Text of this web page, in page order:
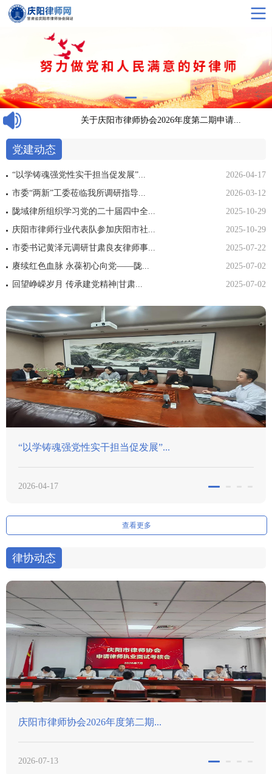
... 关于庆阳市律师协会2026年度第二期申请...
党建动态
“以学铸魂强党性实干担当促发展”...
2026-04-17
市委“两新”工委莅临我所调研指导...
2026-03-12
陇域律所组织学习党的二十届四中全...
2025-10-29
庆阳市律师行业代表队参加庆阳市社...
2025-10-29
市委书记黄泽元调研甘肃良友律师事...
2025-07-22
赓续红色血脉 永葆初心向党——陇...
2025-07-02
回望峥嵘岁月 传承建党精神|甘肃...
2025-07-02
市委“两新”工委莅临我所调研指导...
查看更多
律协动态
喜报｜我市律师在津冀晋蒙甘青六省